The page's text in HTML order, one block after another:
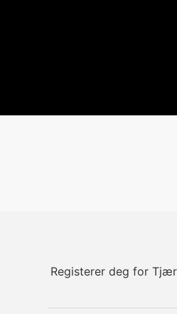
Registerer deg for